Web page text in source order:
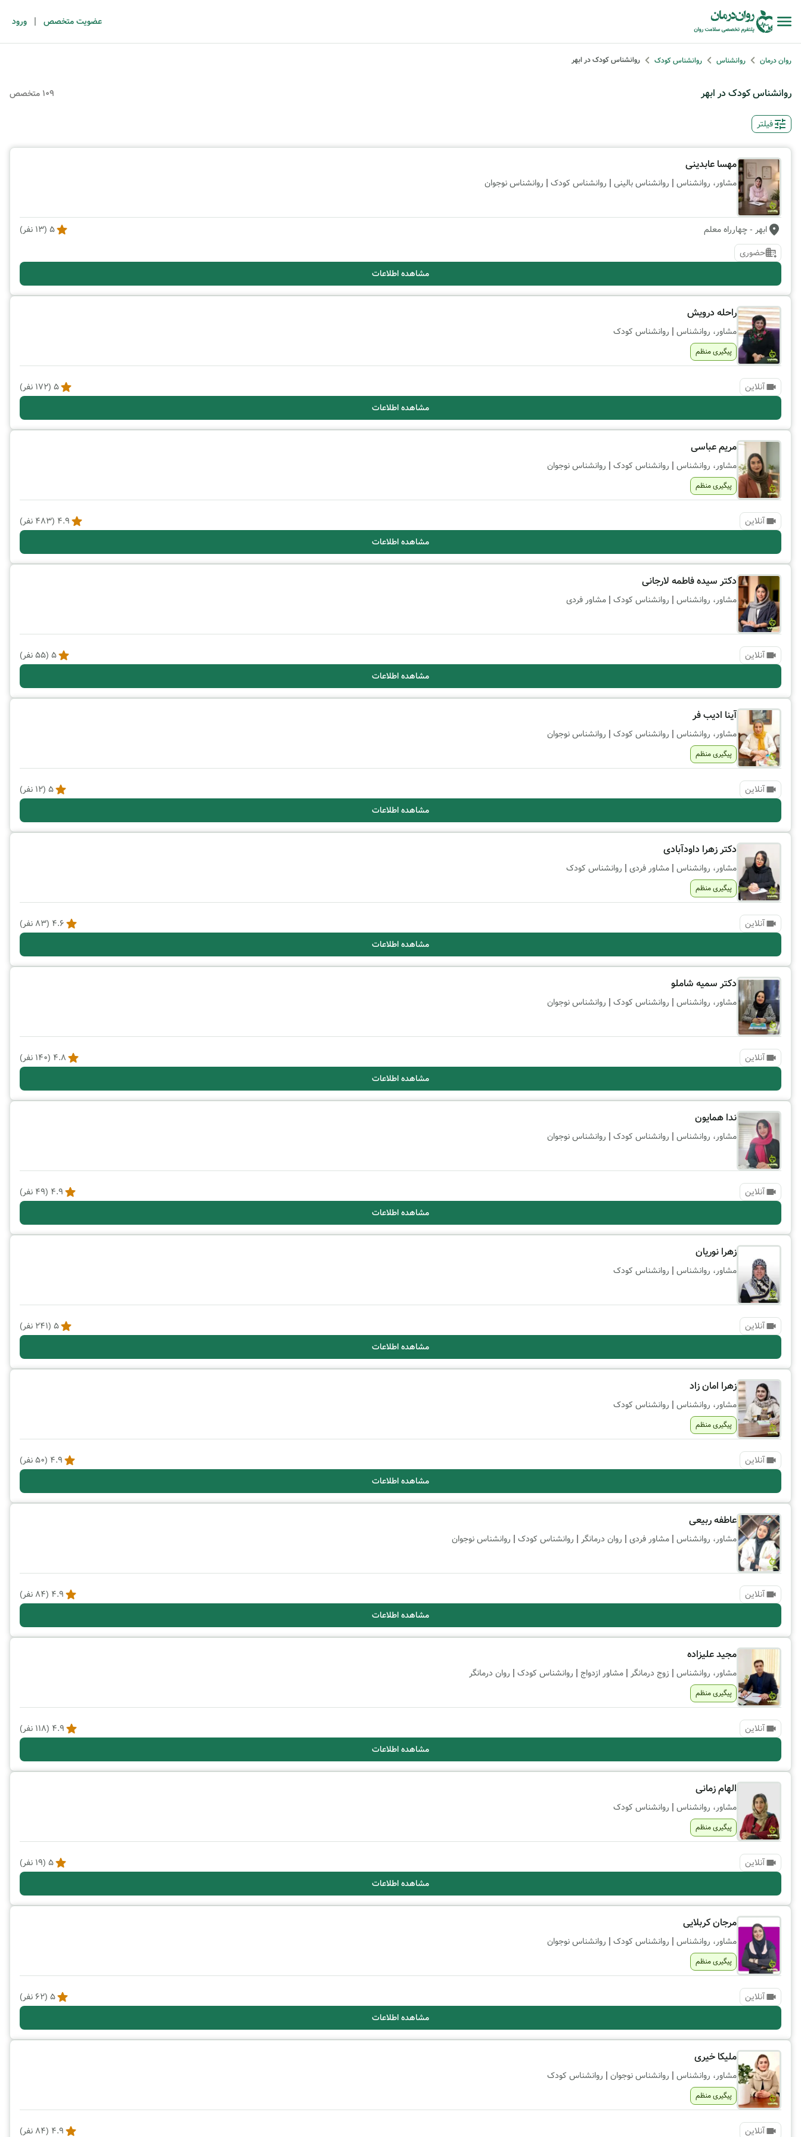
عضویت متخصص | ورود
روان درمان روانشناس روانشناس کودک روانشناس کودک در ابهر
روانشناس کودک در ابهر 109 متخصص
فیلتر
مهسا عابدینی
مشاور، روانشناس | روانشناس بالینی | روانشناس کودک | روانشناس نوجوان
ابهر - چهارراه معلم 5
(
13 نفر)
حضوری
مشاهده اطلاعات
راحله درویش
مشاور، روانشناس | روانشناس کودک
پیگیری منظم
آنلاین 5
(
172 نفر)
مشاهده اطلاعات
مریم عباسی
مشاور، روانشناس | روانشناس کودک | روانشناس نوجوان
پیگیری منظم
آنلاین 4.9
(
483 نفر)
مشاهده اطلاعات
دکتر سیده فاطمه لارجانی
مشاور، روانشناس | روانشناس کودک | مشاور فردی
آنلاین 5
(
55نفر)
مشاهده اطلاعات
آینا ادیب فر
مشاور، روانشناس | روانشناس کودک | روانشناس نوجوان
پیگیری منظم
آنلاین 5
(
12 نفر)
مشاهده اطلاعات
دکتر زهرا داودآبادی
مشاور، روانشناس | مشاور فردی | روانشناس کودک
پیگیری منظم
آنلاین 4.6
(
83 نفر)
مشاهده اطلاعات
دکتر سمیه شاملو
مشاور، روانشناس | روانشناس کودک | روانشناس نوجوان
آنلاین 4.8
(
140 نفر)
مشاهده اطلاعات
ندا همایون
مشاور، روانشناس | روانشناس کودک | روانشناس نوجوان
آنلاین 4.9
(
49 نفر)
مشاهده اطلاعات
زهرا نوریان
مشاور، روانشناس | روانشناس کودک
آنلاین 5
(
241 نفر)
مشاهده اطلاعات
زهرا امان زاد
مشاور، روانشناس | روانشناس کودک
پیگیری منظم
آنلاین 4.9
(
50نفر)
مشاهده اطلاعات
عاطفه ربیعی
مشاور، روانشناس | مشاور فردی | روان درمانگر | روانشناس کودک | روانشناس نوجوان
آنلاین 4.9
(
84 نفر)
مشاهده اطلاعات
مجید علیزاده
مشاور، روانشناس | زوج درمانگر | مشاور ازدواج | روانشناس کودک | روان درمانگر
پیگیری منظم
آنلاین 4.9
(
118 نفر)
مشاهده اطلاعات
الهام زمانی
مشاور، روانشناس | روانشناس کودک
پیگیری منظم
آنلاین 5
(
19 نفر)
مشاهده اطلاعات
مرجان کربلایی
مشاور، روانشناس | روانشناس کودک | روانشناس نوجوان
پیگیری منظم
آنلاین 5
(
62 نفر)
مشاهده اطلاعات
ملیکا خیری
مشاور، روانشناس | روانشناس نوجوان | روانشناس کودک
پیگیری منظم
آنلاین 4.9
(
84 نفر)